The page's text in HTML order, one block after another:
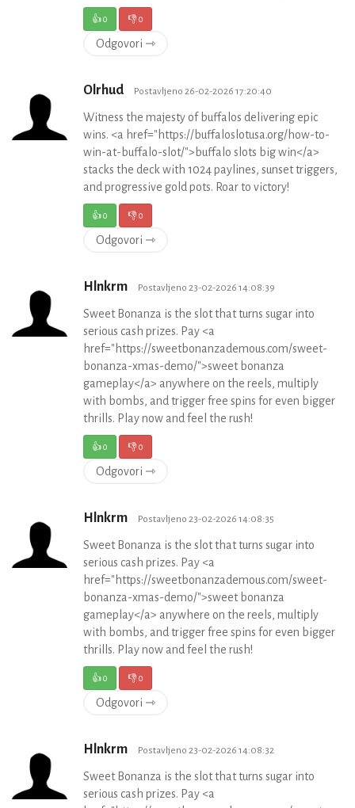
👍0 👎0
Odgovori ⇾
Olrhud Postavljeno 26-02-2026 17:20:40
Witness the majesty of buffalos delivering epic
wins. <a href="https://buffaloslotusa.org/how-to-
win-at-buffalo-slot/">buffalo slots big win</a>
stacks the deck with 1024 paylines, sunset triggers,
and progressive gold pots. Roar to victory!
👍0 👎0
Odgovori ⇾
Hlnkrm Postavljeno 23-02-2026 14:08:39
Sweet Bonanza is the slot that turns sugar into
serious cash prizes. Pay <a
href="https://sweetbonanzademous.com/sweet-
bonanza-xmas-demo/">sweet bonanza
gameplay</a> anywhere on the reels, multiply
with bombs, and trigger free spins for even bigger
thrills. Play now and feel the rush!
👍0 👎0
Odgovori ⇾
Hlnkrm Postavljeno 23-02-2026 14:08:35
Sweet Bonanza is the slot that turns sugar into
serious cash prizes. Pay <a
href="https://sweetbonanzademous.com/sweet-
bonanza-xmas-demo/">sweet bonanza
gameplay</a> anywhere on the reels, multiply
with bombs, and trigger free spins for even bigger
thrills. Play now and feel the rush!
👍0 👎0
Odgovori ⇾
Hlnkrm Postavljeno 23-02-2026 14:08:32
Sweet Bonanza is the slot that turns sugar into
serious cash prizes. Pay <a